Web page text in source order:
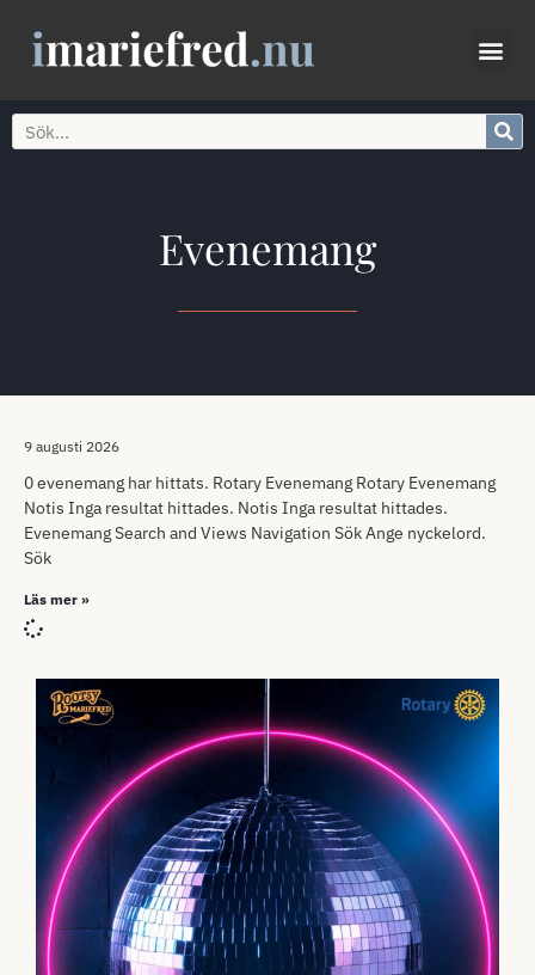
Evenemang
9 augusti 2026
0 evenemang har hittats. Rotary Evenemang Rotary Evenemang
Notis Inga resultat hittades. Notis Inga resultat hittades.
Evenemang Search and Views Navigation Sök Ange nyckelord.
Sök
Läs mer »